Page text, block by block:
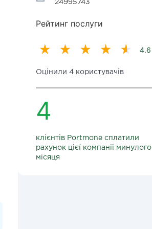
24995743
Рейтинг послуги
4.6
Оцінили 4 користувачів
4
клієнтів Portmone сплатили
рахунок цієї компанії минулого
місяця